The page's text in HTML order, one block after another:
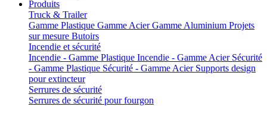
Produits
Truck & Trailer
Gamme Plastique Gamme AcierGamme Aluminium Projets
sur mesure Butoirs
Incendie et sécurité
Incendie - Gamme Plastique Incendie - Gamme AcierSécurité
- Gamme Plastique Sécurité - Gamme AcierSupports design
pour extincteur
Serrures de sécurité
Serrures de sécurité pour fourgon